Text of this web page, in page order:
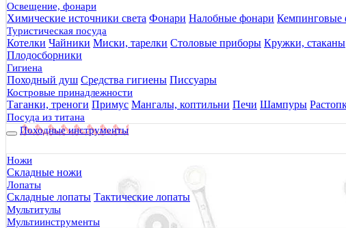
Освещение, фонари
Химические источники света Фонари Налобные фонари Кемпинговые
Туристическая посуда
Котелки Чайники Миски, тарелки Столовые приборы Кружки, стаканы
Плодосборники
Гигиена
Походный душ Средства гигиены Писсуары
Костровые принадлежности
Таганки, треноги Примус Мангалы, коптильни Печи Шампуры
Посуда из титана
Походные инструменты
Ножи
Складные ножи
Лопаты
Складные лопаты Тактические лопаты
Мультитулы
Мультиинструменты